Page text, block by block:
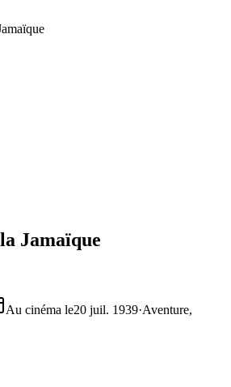
Jamaïque
Au cinéma le20 juil. 1939·Aventure,